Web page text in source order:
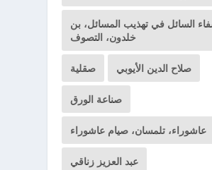
السائل في تهذيب المسائل، بن
خلدون، التصوف
صقلية صلاح الدين الأيوبي
صناعة الورق
عاشوراء، تلمسان، صيام عاشوراء
عبد العزيز زناقي